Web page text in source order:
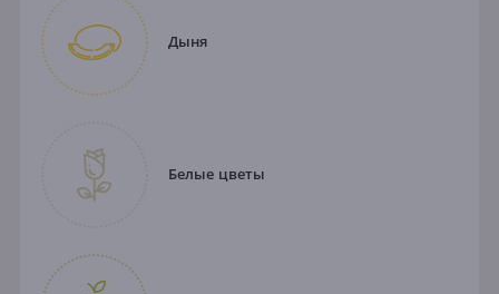
Дыня
Белые цветы